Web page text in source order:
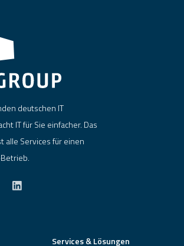
deutschen IT
IT für Sie einfacher. Das
alle Services für einen
Services & Lösungen